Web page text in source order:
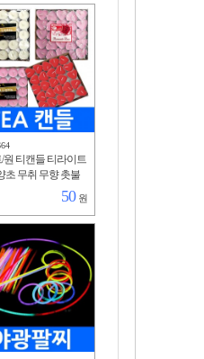
/원 티캔들 티라이트
초 무취 무향 촛불
파티 무드 연출 발
로맨틱 식사 프로
50 원